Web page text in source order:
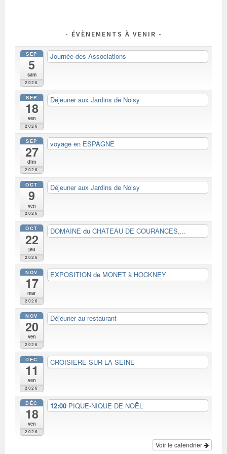
ÉVÈNEMENTS À VENIR
SEP
5
sam
2026
Journée des Associations
SEP
18
ven
2026
Déjeuner aux Jardins de Noisy
SEP
27
dim
2026
voyage en ESPAGNE
OCT
9
ven
2026
Déjeuner aux Jardins de Noisy
OCT
22
jeu
2026
DOMAINE du CHATEAU DE COURANCES,...
NOV
17
mar
2026
EXPOSITION de MONET à HOCKNEY
NOV
20
ven
2026
Déjeuner au restaurant
DÉC
11
ven
2026
CROISIERE SUR LA SEINE
DÉC
18
ven
2026
12:00 PIQUE-NIQUE DE NOËL
Voir le calendrier